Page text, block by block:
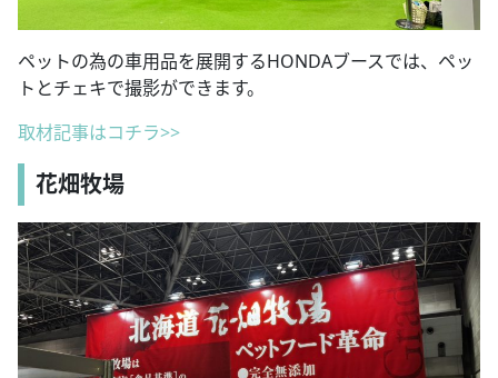
ペットの為の車用品を展開するHONDAブースでは、ペッ
トとチェキで撮影ができます。
取材記事はコチラ>>
花畑牧場